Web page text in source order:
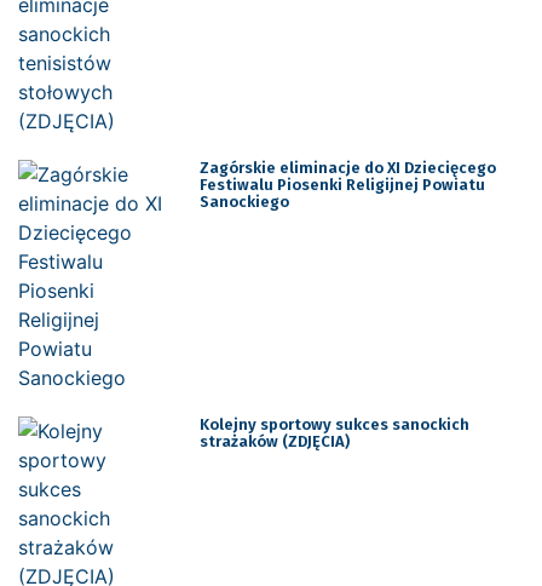
Zagórskie eliminacje do XI Dziecięcego
Festiwalu Piosenki Religijnej Powiatu
Sanockiego
Kolejny sportowy sukces sanockich
strażaków (ZDJĘCIA)